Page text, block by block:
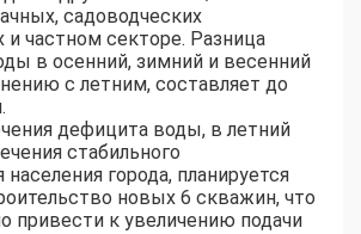
садоводческих
и частном секторе. Разница
в осенний, зимний и весенний
с летним, составляет до
дефицита воды, в летний
стабильного
города, планируется
новых 6 скважин, что
привести к увеличению подачи